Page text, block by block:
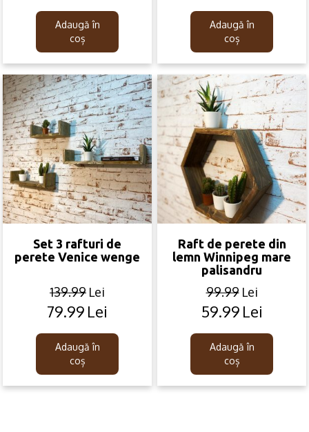
was:
189.99lei.
is:
99.99lei.
Adaugă în
coș
was:
139.99lei.
is:
79.99lei.
Adaugă în
coș
Set 3 rafturi de
perete Venice wenge
139.99 Lei
Original
was:
139.99lei.
79.99 Lei
Current
is:
79.99lei.
Adaugă în
coș
Raft de perete din
lemn Winnipeg mare
palisandru
99.99 Lei
Original
was:
99.99lei.
59.99 Lei
Current
is:
59.99lei.
Adaugă în
coș